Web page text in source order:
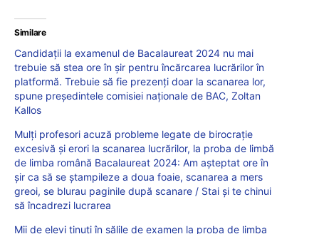
Similare
Candidații la examenul de Bacalaureat 2024 nu mai
trebuie să stea ore în șir pentru încărcarea lucrărilor în
platformă. Trebuie să fie prezenți doar la scanarea lor,
spune președintele comisiei naționale de BAC, Zoltan
Kallos
Mulți profesori acuză probleme legate de birocrație
excesivă și erori la scanarea lucrărilor, la proba de limbă
de limba română Bacalaureat 2024: Am așteptat ore în
șir ca să se ștampileze a doua foaie, scanarea a mers
greoi, se blurau paginile după scanare / Stai și te chinui
să încadrezi lucrarea
Mii de elevi ținuți în sălile de examen la proba de limba